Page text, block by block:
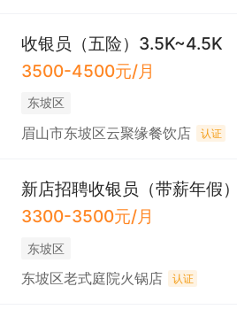
收银员（五险）3.5K~4.5K
3500-4500元/月
东坡区
眉山市东坡区云聚缘餐饮店 认证
新店招聘收银员（带薪年假）
3300-3500元/月
东坡区
东坡区老式庭院火锅店 认证